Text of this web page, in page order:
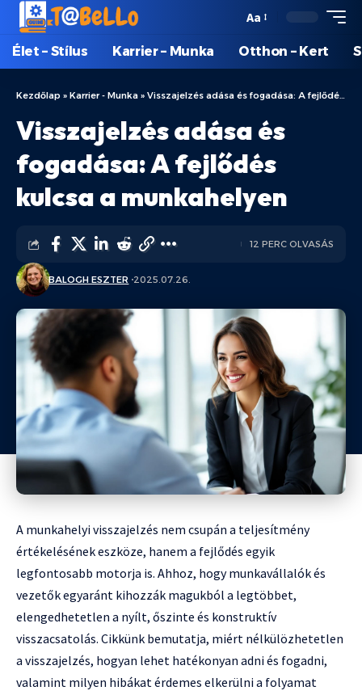
Aa
Élet – Stílus Karrier – Munka Otthon – Kert
Kezdőlap » Karrier - Munka » Visszajelzés adása és fogadása: A fejlődés kulcsa a munkahelyen
Visszajelzés adása és
fogadása: A fejlődés
kulcsa a munkahelyen
BALOGH ESZTER 2025.07.26.
12 PERC OLVASÁS
A munkahelyi visszajelzés nem csupán a teljesítmény
értékelésének eszköze, hanem a fejlődés egyik
legfontosabb motorja is. Ahhoz, hogy munkavállalók és
vezetők egyaránt kihozzák magukból a legtöbbet,
elengedhetetlen a nyílt, őszinte és konstruktív
visszacsatolás. Cikkünk bemutatja, miért nélkülözhetetlen
a visszajelzés, hogyan lehet hatékonyan adni és fogadni,
valamint milyen hibákat érdemes elkerülni a folyamat